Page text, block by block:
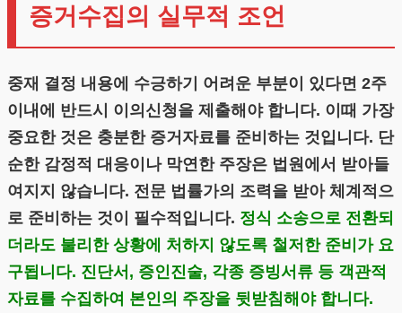
증거수집의 실무적 조언
중재 결정 내용에 수긍하기 어려운 부분이 있다면 2주
이내에 반드시 이의신청을 제출해야 합니다. 이때 가장
중요한 것은 충분한 증거자료를 준비하는 것입니다. 단
순한 감정적 대응이나 막연한 주장은 법원에서 받아들
여지지 않습니다. 전문 법률가의 조력을 받아 체계적으
로 준비하는 것이 필수적입니다. 정식 소송으로 전환되
더라도 불리한 상황에 처하지 않도록 철저한 준비가 요
구됩니다. 진단서, 증인진술, 각종 증빙서류 등 객관적
자료를 수집하여 본인의 주장을 뒷받침해야 합니다.